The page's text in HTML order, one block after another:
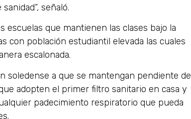
señaló.
escuelas que mantienen las clases bajo la
con población estudiantil elevada las cuales
escalonada.
soledense a que se mantengan pendiente de
adopten el primer filtro sanitario en casa y
padecimiento respiratorio que pueda